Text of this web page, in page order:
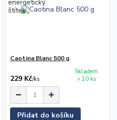
Caotina Blanc 500 g
229 Kč/ks
Skladem
> 10 ks
Přidat do košíku